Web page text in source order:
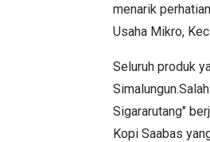
menarik
Usaha Mikro,
Seluruh produk
Sigararutang"
Kopi Saabas